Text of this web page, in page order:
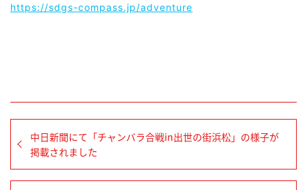
https://sdgs-compass.jp/adventure
中日新聞にて「チャンバラ合戦in出世の街浜松」の様子が
掲載されました